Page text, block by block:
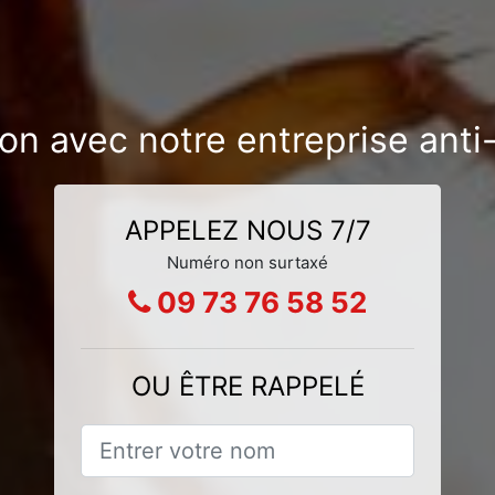
avec notre entreprise
APPELEZ NOUS 7/7
Numéro non surtaxé
09 73 76 58 52
OU ÊTRE RAPPELÉ